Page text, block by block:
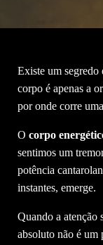
Existe um
corpo é apenas a
por onde corre
O corpo
sentimos um
potência
instantes, emerge.
Quando a atenção
absoluto não é um